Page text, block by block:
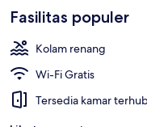
Fasilitas populer
Kolam renang
Wi-Fi Gratis
Tersedia kamar